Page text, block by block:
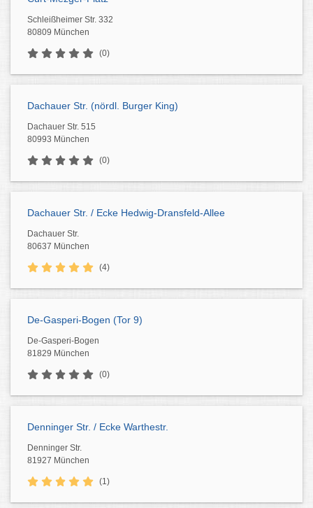
Schleißheimer Str. 332
80809 München
(0)
Dachauer Str. (nördl. Burger King)
Dachauer Str. 515
80993 München
(0)
Dachauer Str. / Ecke Hedwig-Dransfeld-Allee
Dachauer Str.
80637 München
(4)
De-Gasperi-Bogen (Tor 9)
De-Gasperi-Bogen
81829 München
(0)
Denninger Str. / Ecke Warthestr.
Denninger Str.
81927 München
(1)